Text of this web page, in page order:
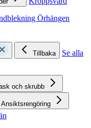
Örhängen
Tillbaka
Se alla
och skrubb
Ansiktsrengöring